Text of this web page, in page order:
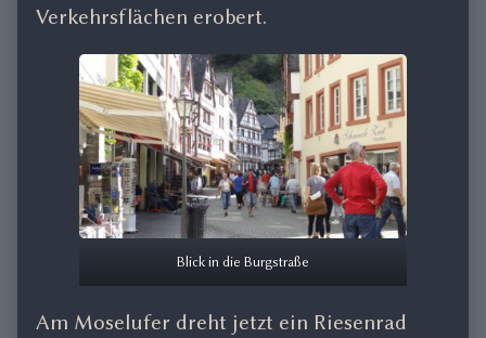
Verkehrsflächen erobert.
Blick in die Burgstraße
Am Moselufer dreht jetzt ein Riesenrad